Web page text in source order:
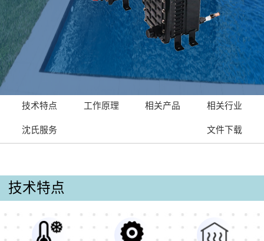
技术特点 工作原理 相关产品 相关行业
沈氏服务 文件下载
技术特点